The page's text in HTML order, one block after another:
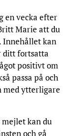
en vecka efter
Marie att du
kan
ditt fortsatta
positivt om
passa på och
med ytterligare
kan du
och gå